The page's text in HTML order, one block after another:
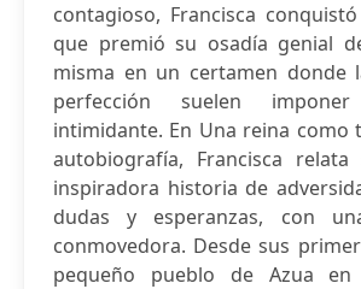
contagioso, Francisca
que premió su osadía genial
misma en un certamen donde
perfección suelen
intimidante. En Una reina como
autobiografía, Francisca
inspiradora historia de
dudas y esperanzas, con
conmovedora. Desde sus
pequeño pueblo de Azua en